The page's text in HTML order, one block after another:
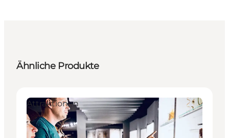
Ähnliche Produkte
Attraktionen